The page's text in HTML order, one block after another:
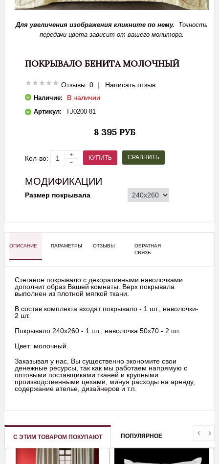
Для увеличения изображения кликните по нему. Точность
передачи цвета зависит от вашего монитора.
ПОКРЫВАЛО БЕНИТА МОЛОЧНЫЙ
Отзывы: 0 | Написать отзыв
Наличие: В наличии
Артикул: TJ0200-81
8 395 РУБ
Кол-во: КУПИТЬ СРАВНИТЬ
МОДИФИКАЦИИ
Размер покрывала
ОПИСАНИЕ ПАРАМЕТРЫ ОТЗЫВЫ
ОБРАТНАЯ
СВЯЗЬ
Стеганое покрывало с декоративными наволочками
дополнит образ Вашей комнаты. Верх покрывала
выполнен из плотной мягкой ткани.
В состав комплекта входят покрывало - 1 шт., наволочки-
2 шт.
Покрывало 240х260 - 1 шт.; наволочка 50х70 - 2 шт.
Цвет: молочный.
Заказывая у нас, Вы существенно экономите свои
денежные ресурсы, так как мы работаем напрямую с
оптовыми поставщиками тканей и крупными
производственными цехами, минуя расходы на аренду,
содержание ателье, дизайнеров и т.п.
С ЭТИМ ТОВАРОМ ПОКУПАЮТ ПОПУЛЯРНОЕ